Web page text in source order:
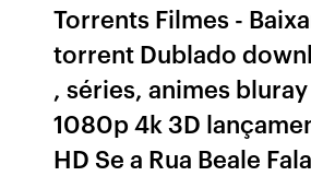
Torrents Filmes -
torrent Dublado
, séries, animes
1080p 4k 3D
HD Se a Rua Beale